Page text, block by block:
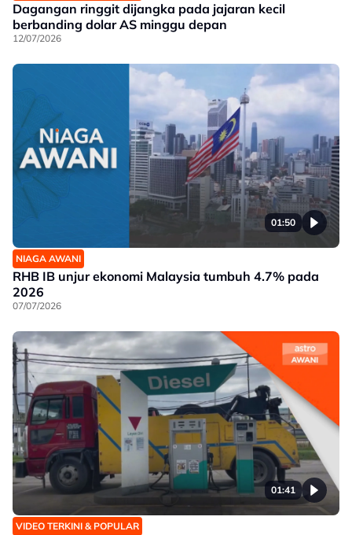
Dagangan ringgit dijangka pada jajaran kecil
berbanding dolar AS minggu depan
12/07/2026
01:50
NIAGA AWANI
RHB IB unjur ekonomi Malaysia tumbuh 4.7% pada
2026
07/07/2026
01:41
VIDEO TERKINI & POPULAR